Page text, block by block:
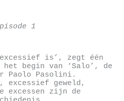
1
is’, zegt één
begin van ‘Salo’, de
Paolo Pasolini.
excessief geweld,
excessen zijn de